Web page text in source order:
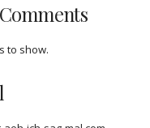
to show.